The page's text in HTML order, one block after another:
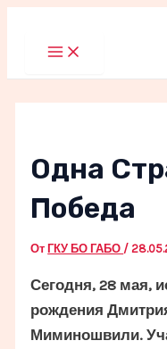
Main
Menu
Одна
Победа
ОтГКУ БО ГАБО /
Сегодня, 28 мая,
рождения
Миминошвили.